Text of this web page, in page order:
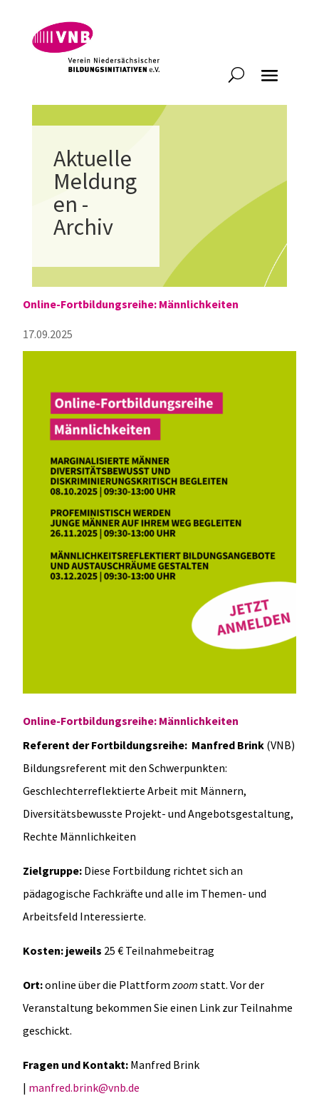
Aktuelle
Meldung
en -
Archiv
Online-Fortbildungsreihe: Männlichkeiten
17.09.2025
Online-Fortbildungsreihe: Männlichkeiten
Referent der Fortbildungsreihe: Manfred Brink (VNB)
Bildungsreferent mit den Schwerpunkten:
Geschlechterreflektierte Arbeit mit Männern,
Diversitätsbewusste Projekt- und Angebotsgestaltung,
Rechte Männlichkeiten
Zielgruppe: Diese Fortbildung richtet sich an
pädagogische Fachkräfte und alle im Themen- und
Arbeitsfeld Interessierte.
Kosten: jeweils 25 € Teilnahmebeitrag
Ort:online über die Plattform zoom statt. Vor der
Veranstaltung bekommen Sie einen Link zur Teilnahme
geschickt.
Fragen und Kontakt: Manfred Brink
| manfred.brink@vnb.de